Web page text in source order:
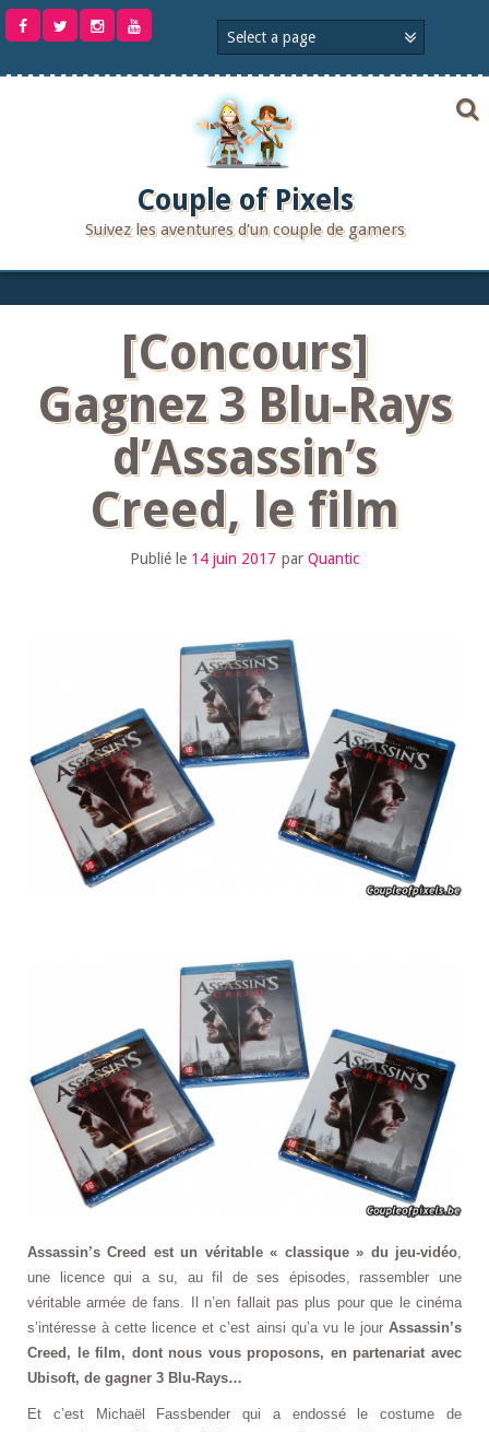
Aller
Couple of Pixels
Suivez les aventures d'un couple de gamers
[Concours]
Gagnez 3 Blu-Rays
d’Assassin’s
Creed, le film
Publié le 14 juin 2017 par Quantic
Assassin’s Creed est un véritable « classique » du jeu-vidéo
une licence qui a su, au fil de ses épisodes, rassembler une
véritable armée de fans. Il n’en fallait pas plus pour que le cinéma
s’intéresse à cette licence et c’est ainsi qu’a vu le jour Assassin’s
Creed, le film, dont nous vous proposons, en partenariat avec
Ubisoft, de gagner 3 Blu-Rays…
Et c’est Michaël Fassbender qui a endossé le costume de